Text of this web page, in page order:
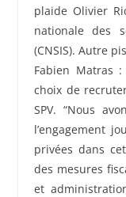
plaide Olivier
nationale des
(CNSIS). Autre
Fabien Matras
choix de
SPV. “Nous
l’engagement
privées dans
des mesures
et